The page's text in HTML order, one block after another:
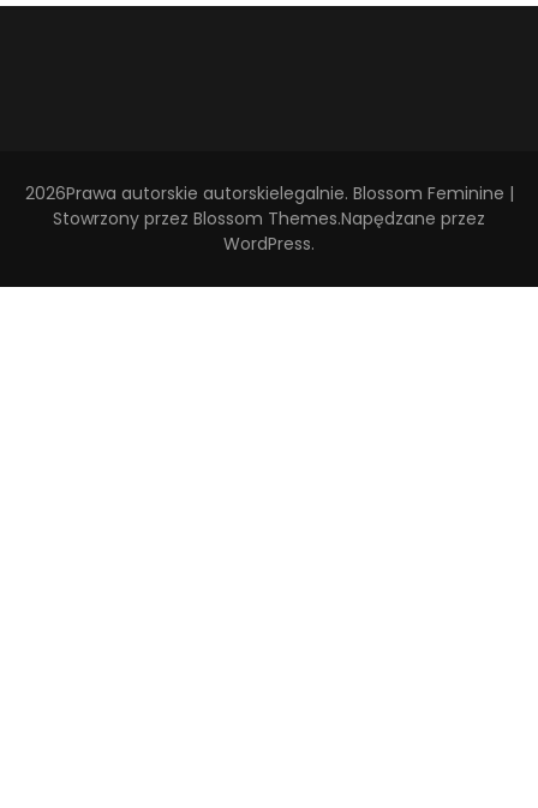
2026Prawa autorskie autorskielegalnie. Blossom Feminine |
Stowrzony przez Blossom Themes.Napędzane przez
WordPress.